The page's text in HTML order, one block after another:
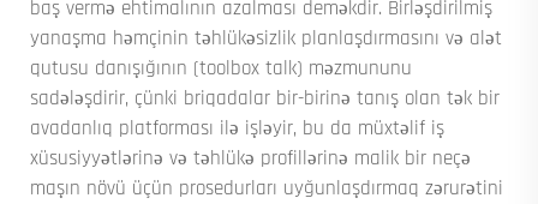
baş vermə ehtimalının azalması deməkdir. Birləşdirilmiş
yanaşma həmçinin təhlükəsizlik planlaşdırmasını və alət
qutusu danışığının (toolbox talk) məzmununu
sadələşdirir, çünki briqadalar bir-birinə tanış olan tək bir
avadanlıq platforması ilə işləyir, bu da müxtəlif iş
xüsusiyyətlərinə və təhlükə profillərinə malik bir neçə
maşın növü üçün prosedurları uyğunlaşdırmaq zərurətini